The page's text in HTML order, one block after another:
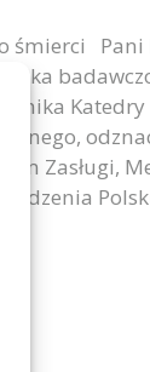
śmierci
Zasługi,